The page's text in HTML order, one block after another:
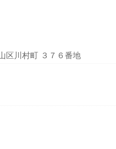
区川村町 ３７６番地